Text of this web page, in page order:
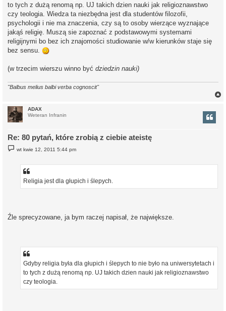
to tych z dużą renomą np. UJ takich dzien nauki jak religioznawstwo
czy teologia. Wiedza ta niezbędna jest dla studentów filozofii,
psychologii i nie ma znaczenia, czy są to osoby wierzące wyznające
jakąś religię. Muszą sie zapoznać z podstawowymi systemami
religijnymi bo bez ich znajomości studiowanie w/w kierunków staje się
bez sensu.
(w trzecim wierszu winno być dziedzin nauki)
"Balbus melius balbi verba cognoscit"
ADAX
Weteran Infranin
Re: 80 pytań, które zrobią z ciebie ateistę
o
wt kwie 12, 2011 5:44 pm
Religia jest dla głupich i ślepych.
Źle sprecyzowane, ja bym raczej napisał, że największe.
Gdyby religia była dla głupich i ślepych to nie było na uniwersytetach i
to tych z dużą renomą np. UJ takich dzien nauki jak religioznawstwo
czy teologia.